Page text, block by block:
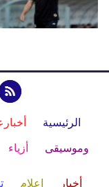
الرئيسية
وموسيقى أزياء
أخبار إعلام